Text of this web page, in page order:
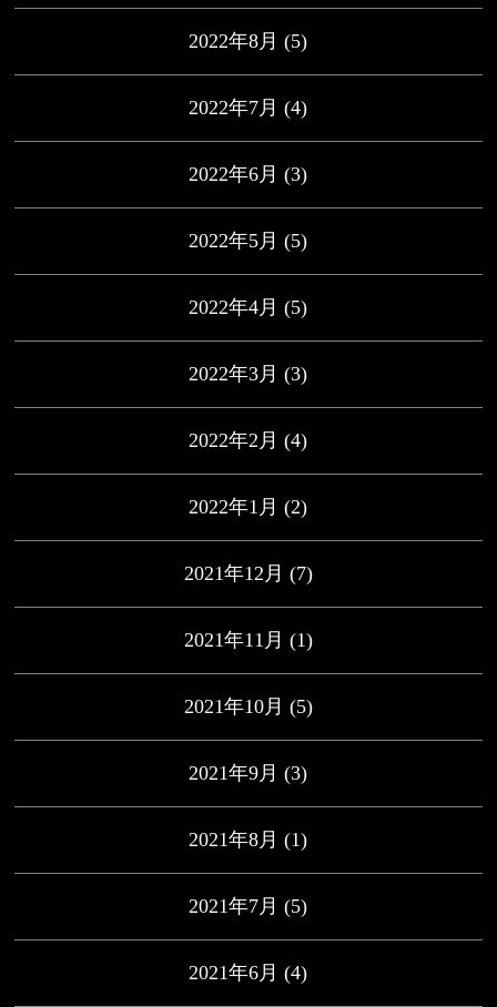
2022年8月 (5)
2022年7月 (4)
2022年6月 (3)
2022年5月 (5)
2022年4月 (5)
2022年3月 (3)
2022年2月 (4)
2022年1月 (2)
2021年12月 (7)
2021年11月 (1)
2021年10月 (5)
2021年9月 (3)
2021年8月 (1)
2021年7月 (5)
2021年6月 (4)